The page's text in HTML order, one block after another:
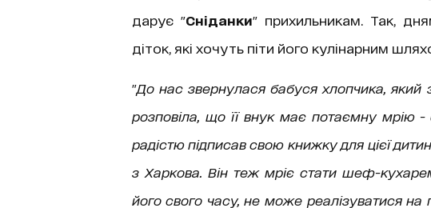
дарує "Сніданки" прихильникам. Так,
діток, які хочуть піти його кулінарним
"До нас звернулася бабуся хлопчика, який
розповіла, що її внук має потаємну мрію
радістю підписав свою книжку для цієї
з Харкова. Він теж мріє стати шеф-
його свого часу, не може реалізуватися на